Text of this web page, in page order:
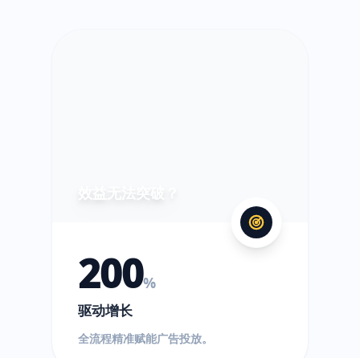
效益无法突破？
200%
驱动增长
全流程精准赋能广告投放。